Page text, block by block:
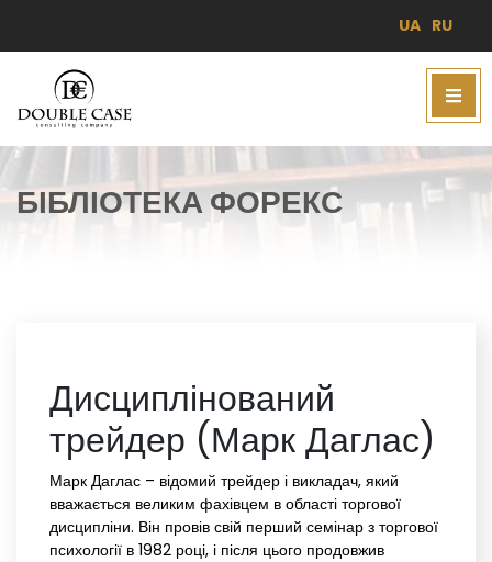
UA RU
БІБЛІОТЕКА ФОРЕКС
Дисциплінований
трейдер (Марк Даглас)
Марк Даглас – відомий трейдер і викладач, який
вважається великим фахівцем в області торгової
дисципліни. Він провів свій перший семінар з торгової
психології в 1982 році, і після цього продовжив